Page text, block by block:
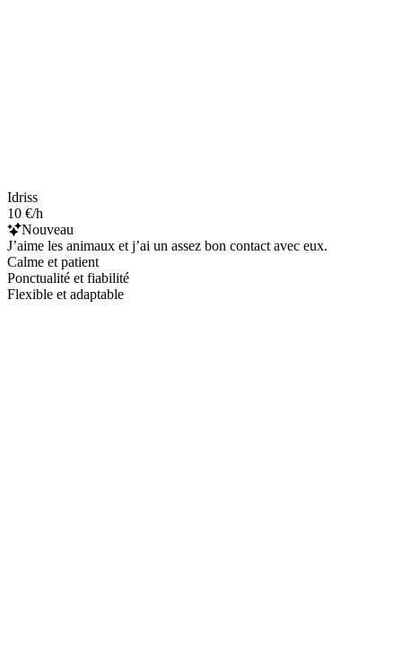
Idriss
10 €/h
Nouveau
J’aime les animaux et j’ai un assez bon contact avec eux.
Calme et patient
Ponctualité et fiabilité
Flexible et adaptable